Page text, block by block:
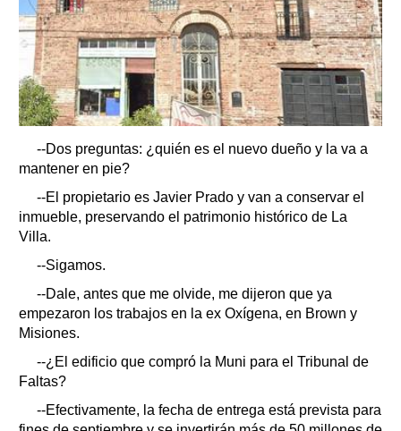
--Dos preguntas: ¿quién es el nuevo dueño y la va a
mantener en pie?
--El propietario es Javier Prado y van a conservar el
inmueble, preservando el patrimonio histórico de La
Villa.
--Sigamos.
--Dale, antes que me olvide, me dijeron que ya
empezaron los trabajos en la ex Oxígena, en Brown y
Misiones.
--¿El edificio que compró la Muni para el Tribunal de
Faltas?
--Efectivamente, la fecha de entrega está prevista para